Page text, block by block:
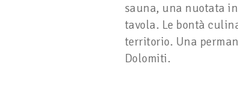
sauna, una nuotata
tavola. Le bontà
territorio. Una
Dolomiti.